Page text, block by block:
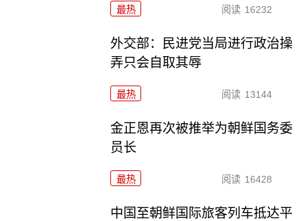
最热 阅读 16232
外交部：民进党当局进行政治操
弄只会自取其辱
最热 阅读 13144
金正恩再次被推举为朝鲜国务委
员长
最热 阅读 16428
中国至朝鲜国际旅客列车抵达平